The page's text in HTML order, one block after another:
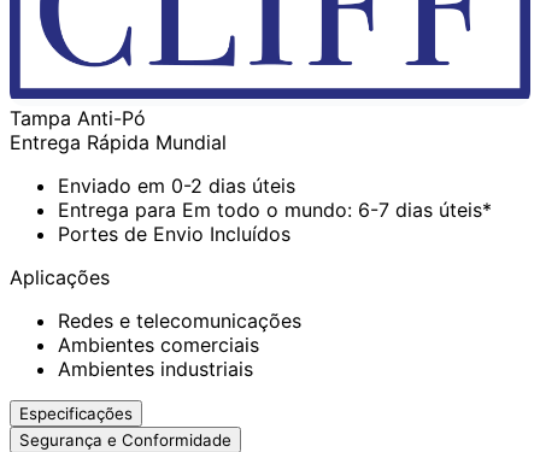
Tampa Anti-Pó
Entrega Rápida Mundial
Enviado em 0-2 dias úteis
Entrega para Em todo o mundo: 6-7 dias úteis*
Portes de Envio Incluídos
Aplicações
Redes e telecomunicações
Ambientes comerciais
Ambientes industriais
Especificações
Segurança e Conformidade